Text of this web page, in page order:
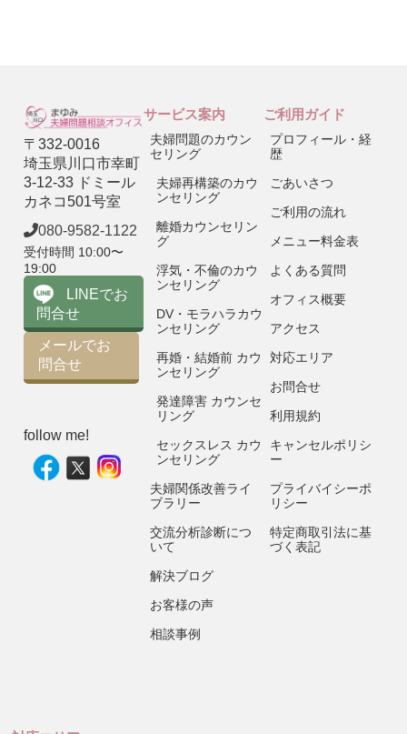
〒332-0016
埼玉県川口市幸町
3-12-33 ドミール
カネコ501号室
080-9582-1122
受付時間 10:00〜
19:00
LINEでお
問合せ
メールでお
問合せ
follow me!
サービス案内
夫婦問題のカウン
セリング
夫婦再構築のカウ
ンセリング
離婚カウンセリン
グ
浮気・不倫のカウ
ンセリング
DV・モラハラカウ
ンセリング
再婚・結婚前 カウ
ンセリング
発達障害 カウンセ
リング
セックスレス カウ
ンセリング
夫婦関係改善ライ
ブラリー
交流分析診断につ
いて
解決ブログ
お客様の声
相談事例
ご利用ガイド
プロフィール・経
歴
ごあいさつ
ご利用の流れ
メニュー料金表
よくある質問
オフィス概要
アクセス
対応エリア
お問合せ
利用規約
キャンセルポリシ
ー
プライバイシーポ
リシー
特定商取引法に基
づく表記